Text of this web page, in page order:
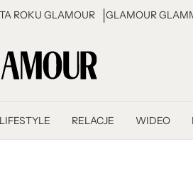
ROKU GLAMOUR GLAMOUR
LIFESTYLE RELACJE WIDEO